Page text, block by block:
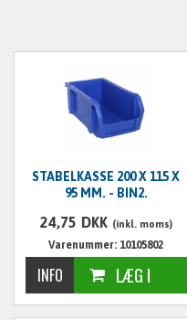
STABELKASSE 200 X 115 X
95 MM. - BIN2.
24,75 DKK (inkl. moms)
Varenummer: 10105802